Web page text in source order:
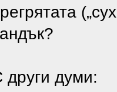
други думи: